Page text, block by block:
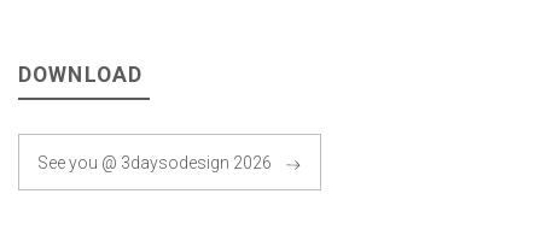
DOWNLOAD
See you @ 3daysodesign 2026